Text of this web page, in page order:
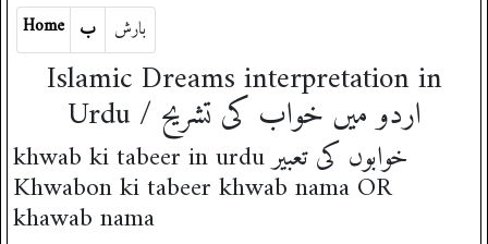
Home ب بارش
Islamic Dreams interpretation in
Urdu / اردو میں خواب کی تشریح
khwab ki tabeer in urdu خوابوں کی تعبیر
Khwabon ki tabeer khwab nama OR
khawab nama